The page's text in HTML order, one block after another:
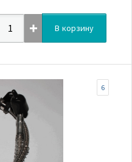
В корзину
6